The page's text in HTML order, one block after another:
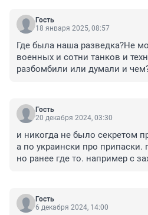
Гость
18 января 2025, 08:57
Где была наша разведка?Не
военных и сотни танков и
разбомбили или думали и
наших солдат - жителей
идёт на миллиарды!Кто
три года будет? Не думал что
Дай Бог быстрее прекратить
Гость
20 декабря 2024, 03:30
и никогда не было секретом
а по украински про припаски.
но ранее где то. например с
населенных плюс один
освобождаем и не всегда есть
ходили туда сюда сюда туда.
Гость
6 декабря 2024, 14:00